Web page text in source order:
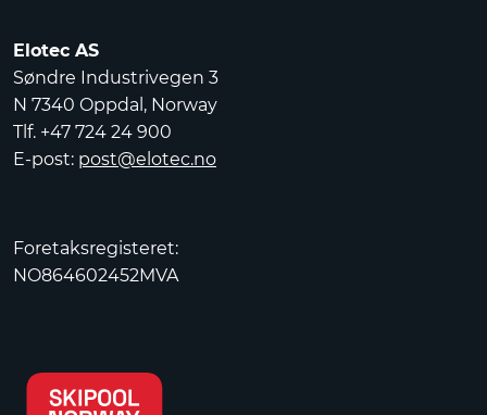
Elotec AS
Søndre Industrivegen 3
N 7340 Oppdal, Norway
Tlf. +47 724 24 900
E-post: post@elotec.no
Foretaksregisteret:
NO864602452MVA